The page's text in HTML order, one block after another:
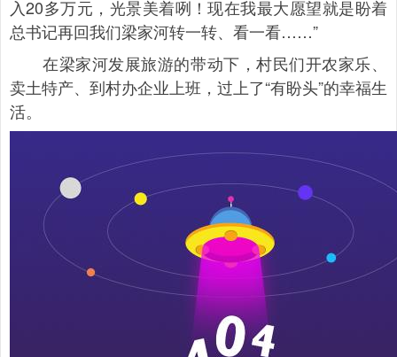
入20多万元，光景美着咧！现在我最大愿望就是盼着
总书记再回我们梁家河转一转、看一看……”
在梁家河发展旅游的带动下，村民们开农家乐、
卖土特产、到村办企业上班，过上了“有盼头”的幸福生
活。